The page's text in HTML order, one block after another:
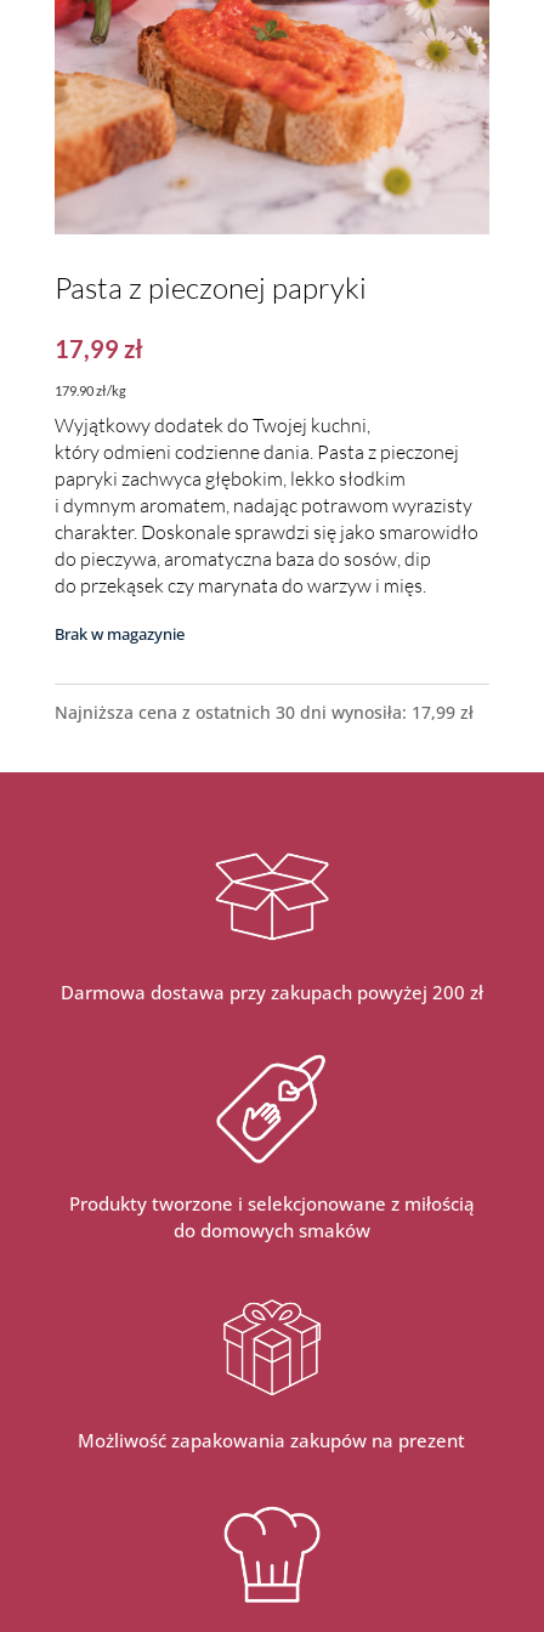
Pasta z pieczonej papryki
17,99 zł
179.90 zł/kg
Wyjątkowy dodatek do Twojej kuchni,
który odmieni codzienne dania. Pasta z pieczonej
papryki zachwyca głębokim, lekko słodkim
i dymnym aromatem, nadając potrawom wyrazisty
charakter. Doskonale sprawdzi się jako smarowidło
do pieczywa, aromatyczna baza do sosów, dip
do przekąsek czy marynata do warzyw i mięs.
Brak w magazynie
Najniższa cena z ostatnich 30 dni wynosiła: 17,99 zł
Darmowa dostawa przy zakupach powyżej 200 zł
Produkty tworzone i selekcjonowane z miłością
do domowych smaków
Możliwość zapakowania zakupów na prezent